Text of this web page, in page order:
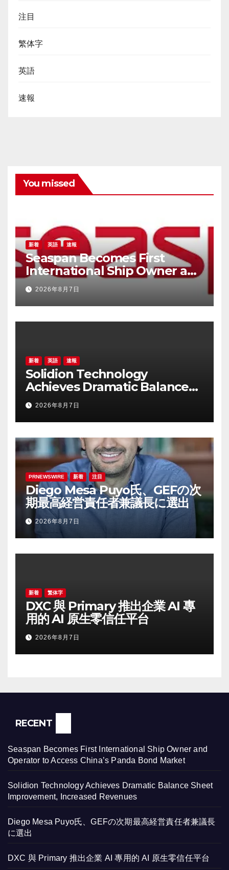
注目
繁体字
英語
速報
You missed
新着 英語 速報
Seaspan Becomes First
International Ship Owner and
Operator to Access China’s
Panda Bond Market
2026年8月7日
新着 英語 速報
Solidion Technology
Achieves Dramatic Balance
Sheet Improvement,
Increased Revenues
2026年8月7日
PRNEWSWIRE 新着 注目
Diego Mesa Puyo氏、GEFの次
期最高経営責任者兼議長に選出
2026年8月7日
新着 繁体字
DXC 與 Primary 推出企業 AI 專
用的 AI 原生零信任平台
2026年8月7日
RECENT
Seaspan Becomes First International Ship Owner and
Operator to Access China’s Panda Bond Market
Solidion Technology Achieves Dramatic Balance Sheet
Improvement, Increased Revenues
Diego Mesa Puyo氏、GEFの次期最高経営責任者兼議長
に選出
DXC 與 Primary 推出企業 AI 專用的 AI 原生零信任平台